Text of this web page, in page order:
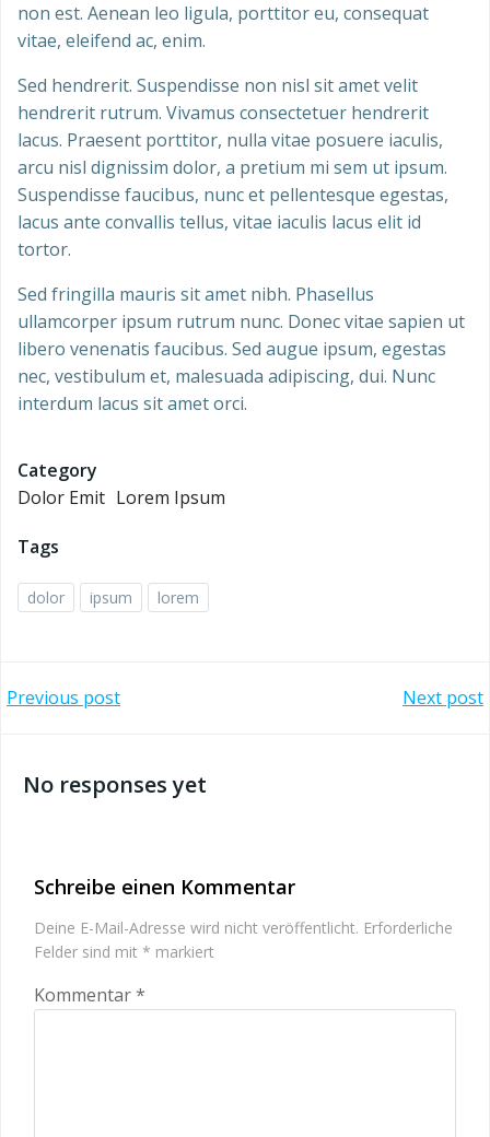
non est. Aenean leo ligula, porttitor eu, consequat
vitae, eleifend ac, enim.
Sed hendrerit. Suspendisse non nisl sit amet velit
hendrerit rutrum. Vivamus consectetuer hendrerit
lacus. Praesent porttitor, nulla vitae posuere iaculis,
arcu nisl dignissim dolor, a pretium mi sem ut ipsum.
Suspendisse faucibus, nunc et pellentesque egestas,
lacus ante convallis tellus, vitae iaculis lacus elit id
tortor.
Sed fringilla mauris sit amet nibh. Phasellus
ullamcorper ipsum rutrum nunc. Donec vitae sapien ut
libero venenatis faucibus. Sed augue ipsum, egestas
nec, vestibulum et, malesuada adipiscing, dui. Nunc
interdum lacus sit amet orci.
Category
Dolor Emit Lorem Ipsum
Tags
dolor ipsum lorem
Post
navigation
Previous post Next post
No responses yet
Schreibe einen Kommentar
Deine E-Mail-Adresse wird nicht veröffentlicht. Erforderliche
Felder sind mit * markiert
Kommentar*